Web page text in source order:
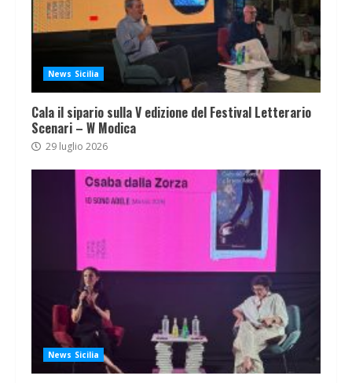
News Sicilia
Cala il sipario sulla V edizione del Festival Letterario
Scenari – W Modica
29 luglio 2026
News Sicilia